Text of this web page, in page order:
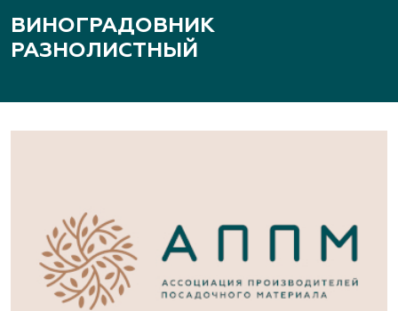
ВИНОГРАДОВНИК
РАЗНОЛИСТНЫЙ